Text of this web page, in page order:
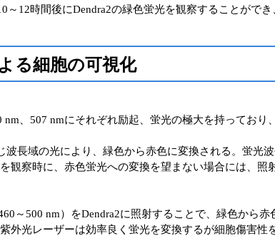
～12時間後にDendra2の緑色蛍光を観察することがで
る細胞の可視化
、507 nmにそれぞれ励起、蛍光の極大を持っており
波長域の光により、緑色から赤色に変換される。蛍
観察時に、赤色蛍光への変換を望まない場合には、照
～500 nm）をDendra2に照射することで、緑色から
外光レーザーは効率良く蛍光を変換するが細胞傷害性